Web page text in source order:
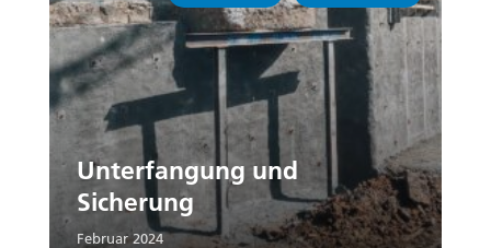
Unterfangung und
Sicherung
Februar 2024